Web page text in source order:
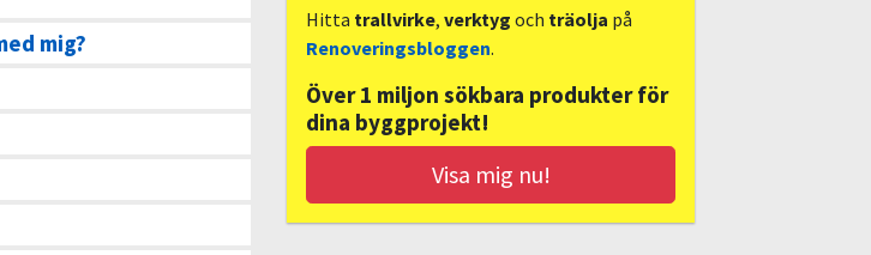
mig?
Hitta trallvirke, verktyg och träolja på
Renoveringsbloggen.
Över 1 miljon sökbara produkter för
dina byggprojekt!
Visa mig nu!